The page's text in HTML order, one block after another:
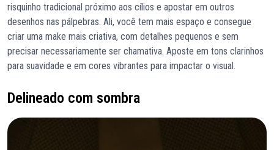
risquinho tradicional próximo aos cílios e apostar em outros
desenhos nas pálpebras. Ali, você tem mais espaço e consegue
criar uma make mais criativa, com detalhes pequenos e sem
precisar necessariamente ser chamativa. Aposte em tons clarinhos
para suavidade e em cores vibrantes para impactar o visual.
Delineado com sombra